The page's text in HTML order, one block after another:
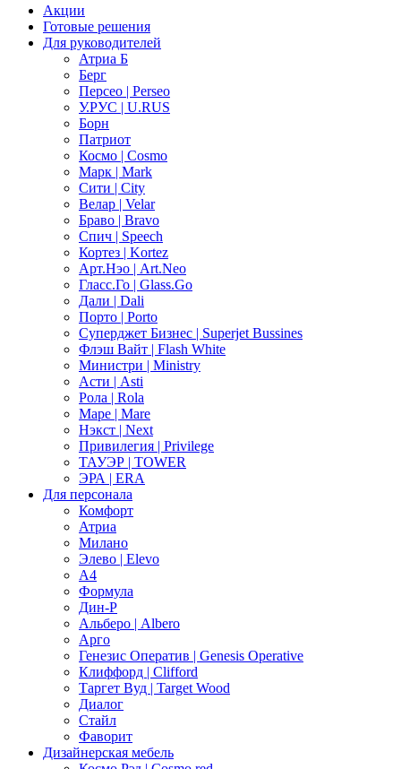
Акции
Готовые решения
Для руководителей
Атриа Б
Берг
Персео | Perseo
У.РУС | U.RUS
Борн
Патриот
Космо | Cosmo
Марк | Mark
Сити | City
Велар | Velar
Браво | Bravo
Спич | Speech
Кортез | Kortez
Арт.Нэо | Art.Neo
Гласс.Го | Glass.Go
Дали | Dali
Порто | Porto
Суперджет Бизнес | Superjet Bussines
Флэш Вайт | Flash White
Министри | Ministry
Асти | Asti
Рола | Rola
Маре | Mare
Нэкст | Next
Привилегия | Privilege
ТАУЭР | TOWER
ЭРА | ERA
Для персонала
Комфорт
Атриа
Милано
Элево | Elevo
А4
Формула
Дин-Р
Альберо | Albero
Арго
Генезис Оператив | Genesis Operative
Клиффорд | Clifford
Таргет Вуд | Target Wood
Диалог
Стайл
Фаворит
Дизайнерская мебель